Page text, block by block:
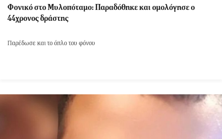
Φονικό στο Μυλοπόταμο: Παραδόθηκε και ομολόγησε ο
44χρονος δράστης
Παρέδωσε και το όπλο του φόνου